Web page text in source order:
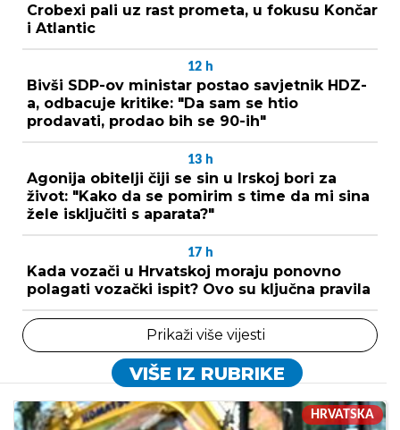
Crobexi pali uz rast prometa, u fokusu Končar
i Atlantic
12 h
Bivši SDP-ov ministar postao savjetnik HDZ-
a, odbacuje kritike: "Da sam se htio
prodavati, prodao bih se 90-ih"
13 h
Agonija obitelji čiji se sin u Irskoj bori za
život: "Kako da se pomirim s time da mi sina
žele isključiti s aparata?"
17 h
Kada vozači u Hrvatskoj moraju ponovno
polagati vozački ispit? Ovo su ključna pravila
Prikaži više vijesti
VIŠE IZ RUBRIKE
HRVATSKA